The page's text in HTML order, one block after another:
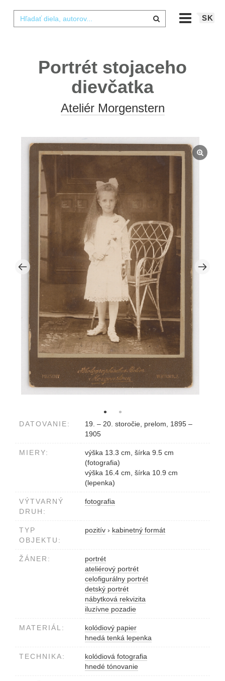
SK
Portrét stojaceho
dievčatka
Ateliér Morgenstern
DATOVANIE:
19. – 20. storočie, prelom, 1895 –
1905
MIERY:
výška 13.3 cm, šírka 9.5 cm
(fotografia)
výška 16.4 cm, šírka 10.9 cm
(lepenka)
VÝTVARNÝ
DRUH:
fotografia
TYP
OBJEKTU:
pozitív › kabinetný formát
ŽÁNER:
portrét
ateliérový portrét
celofigurálny portrét
detský portrét
nábytková rekvizita
iluzívne pozadie
MATERIÁL:
kolódiový papier
hnedá tenká lepenka
TECHNIKA:
kolódiová fotografia
hnedé tónovanie